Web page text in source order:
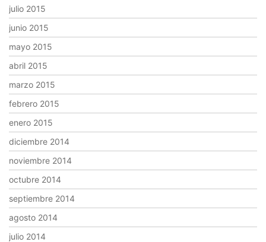
julio 2015
junio 2015
mayo 2015
abril 2015
marzo 2015
febrero 2015
enero 2015
diciembre 2014
noviembre 2014
octubre 2014
septiembre 2014
agosto 2014
julio 2014